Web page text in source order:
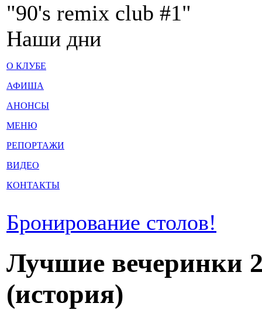
"90's remix club #1"
Наши дни
О КЛУБЕ
АФИША
АНОНСЫ
МЕНЮ
РЕПОРТАЖИ
ВИДЕО
КОНТАКТЫ
Бронирование столов!
Лучшие вечеринки
(история)